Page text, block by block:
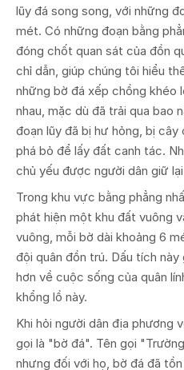
lũy đá song song, với những
mét. Có những đoạn bằng
đóng chốt quan sát của đồn
chỉ dẫn, giúp chúng tôi hiểu
những bờ đá xếp chồng khéo
nhau, mặc dù đã trải qua bao
đoạn lũy đã bị hư hỏng, bị cây
phá bỏ để lấy đất canh tác.
chủ yếu được người dân giữ
Trong khu vực bằng phẳng
phát hiện một khu đất vuông
vuông, mỗi bờ dài khoảng 6
đội quân đồn trú. Dấu tích
hơn về cuộc sống của quân
khổng lồ này.
Khi hỏi người dân địa phương
gọi là "bờ đá". Tên gọi
nhưng đối với họ, bờ đá đã